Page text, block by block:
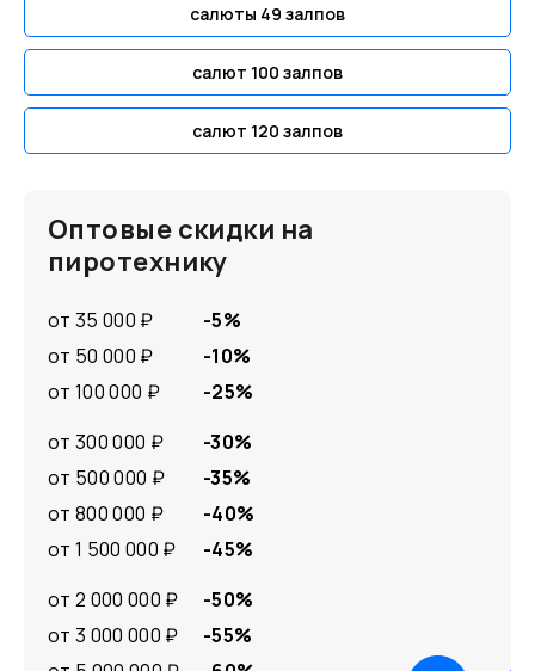
салюты 49 залпов
салют 100 залпов
салют 120 залпов
Оптовые скидки на
пиротехнику
от 35 000 ₽
-5%
от 50 000 ₽
-10%
от 100 000 ₽
-25%
от 300 000 ₽
-30%
от 500 000 ₽
-35%
от 800 000 ₽
-40%
от 1 500 000 ₽
-45%
от 2 000 000 ₽
-50%
от 3 000 000 ₽
-55%